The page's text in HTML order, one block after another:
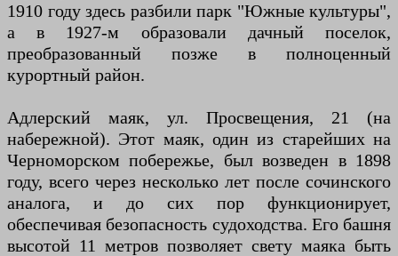
1910 году здесь разбили парк "Южные культуры",
а в 1927-м образовали дачный поселок,
преобразованный позже в полноценный
курортный район.
Адлерский маяк, ул. Просвещения, 21 (на
набережной). Этот маяк, один из старейших на
Черноморском побережье, был возведен в 1898
году, всего через несколько лет после сочинского
аналога, и до сих пор функционирует,
обеспечивая безопасность судоходства. Его башня
высотой 11 метров позволяет свету маяка быть